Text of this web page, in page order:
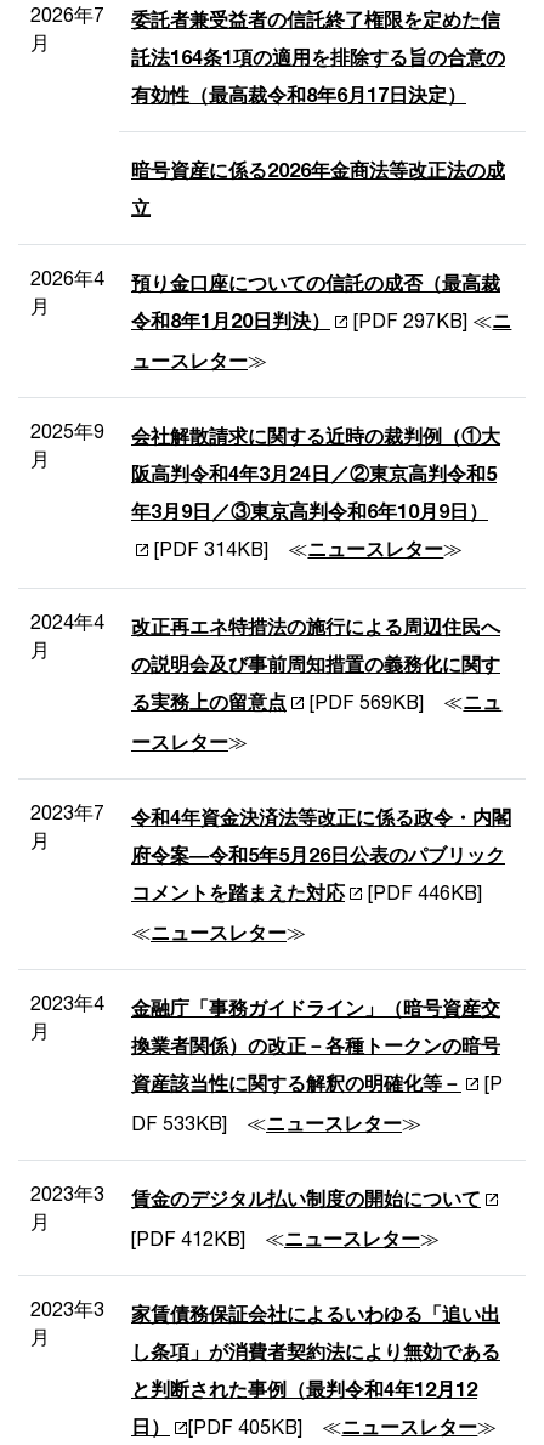
2026年7
月
委託者兼受益者の信託終了権限を定めた信
託法164条1項の適用を排除する旨の合意の
有効性（最高裁令和8年6月17日決定）
暗号資産に係る2026年金商法等改正法の成
立
2026年4
月
預り金口座についての信託の成否（最高裁
令和8年1月20日判決）
[PDF 297KB] ≪ニ
ュースレター≫
2025年9
月
会社解散請求に関する近時の裁判例（①大
阪高判令和4年3月24日／②東京高判令和5
年3月9日／③東京高判令和6年10月9日）
[PDF 314KB] ≪ニュースレター≫
2024年4
月
改正再エネ特措法の施行による周辺住民へ
の説明会及び事前周知措置の義務化に関す
る実務上の留意点
[PDF 569KB] ≪ニュ
ースレター≫
2023年7
月
令和4年資金決済法等改正に係る政令・内閣
府令案―令和5年5月26日公表のパブリック
コメントを踏まえた対応
[PDF 446KB]
≪ニュースレター≫
2023年4
月
金融庁「事務ガイドライン」（暗号資産交
換業者関係）の改正－各種トークンの暗号
資産該当性に関する解釈の明確化等－
[P
DF 533KB] ≪ニュースレター≫
2023年3
月
賃金のデジタル払い制度の開始について
[PDF 412KB] ≪ニュースレター≫
2023年3
月
家賃債務保証会社によるいわゆる「追い出
し条項」が消費者契約法により無効である
と判断された事例（最判令和4年12月12
日）
[PDF 405KB] ≪ニュースレター≫